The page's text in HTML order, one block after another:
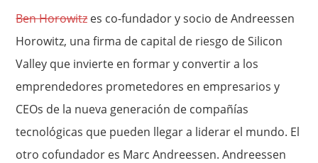
Ben Horowitzes co-fundador y socio de Andreessen
Horowitz, una firma de capital de riesgo de Silicon
Valley que invierte en formar y convertir a los
emprendedores prometedores en empresarios y
CEOs de la nueva generación de compañías
tecnológicas que pueden llegar a liderar el mundo. El
otro cofundador es Marc Andreessen. Andreessen